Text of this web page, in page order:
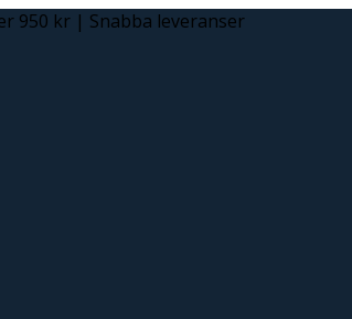
950 kr | Snabba leveranser